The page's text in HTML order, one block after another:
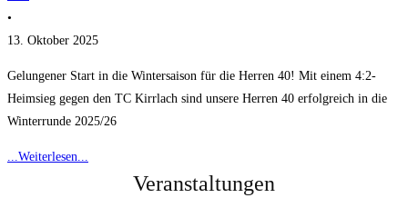
•
13. Oktober 2025
Gelungener Start in die Wintersaison für die Herren 40! Mit einem 4:2-
Heimsieg gegen den TC Kirrlach sind unsere Herren 40 erfolgreich in die
Winterrunde 2025/26
...Weiterlesen...
Veranstaltungen